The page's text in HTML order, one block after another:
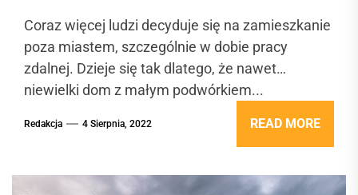
Coraz więcej ludzi decyduje się na zamieszkanie
poza miastem, szczególnie w dobie pracy
zdalnej. Dzieje się tak dlatego, że nawet
niewielki dom z małym podwórkiem...
Redakcja 4 Sierpnia, 2022 READ MORE